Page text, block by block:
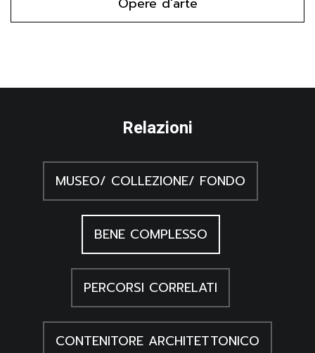
Crosato A., Meraviglie d'Oriente nei "palzzi Ricchier", in
Pordenone, Treviso 2008
Pordenone, in Gli echi della terra. Cultura celtica in Friuli:
dati materiali e momenti dell'immaginario, Pisa 2002
Cozzi E., Tavolette da soffitto di soggetto
cavalleresco, in Le stanze di Artù. Gli affreschi di
Frugarolo e l'immaginario cavalleresco nell'autunno del
Cozzi E., Tavolette da soffitto tardogotiche di soggetto
cavalleresco a Pordenone, in In domo habitationis.
Nosella M.G., Le "cantinelle" figurate e la pittura
profana tardogotica in Friuli, in Arte in Friuli Arte a
Relazioni
MUSEO/ COLLEZIONE/ FONDO
BENE COMPLESSO
PERCORSI CORRELATI
CONTENITORE ARCHITETTONICO